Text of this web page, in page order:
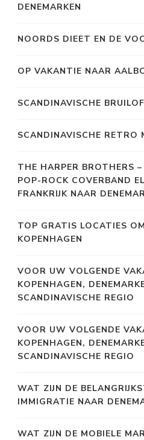
DENEMARKEN
NOORDS DIEET EN DE
OP VAKANTIE NAAR
SCANDINAVISCHE
SCANDINAVISCHE RETRO
THE HARPER BROTHERS
POP-ROCK COVERBAND
FRANKRIJK NAAR
TOP GRATIS LOCATIES
KOPENHAGEN
VOOR UW VOLGENDE
KOPENHAGEN,
SCANDINAVISCHE REGIO
VOOR UW VOLGENDE
KOPENHAGEN,
SCANDINAVISCHE REGIO
WAT ZIJN DE
IMMIGRATIE NAAR
WAT ZIJN DE MOBIELE